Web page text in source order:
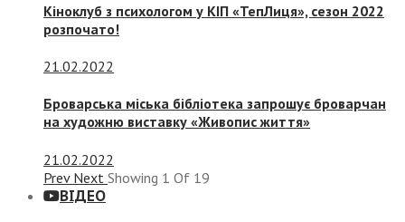
Кіноклуб з психологом у КІП «ТепЛиця», сезон 2022
розпочато!
21.02.2022
Броварська міська бібліотека запрошує броварчан
на художню виставку «Живопис життя»
21.02.2022
Prev Next Showing 1 Of 19
ВІДЕО